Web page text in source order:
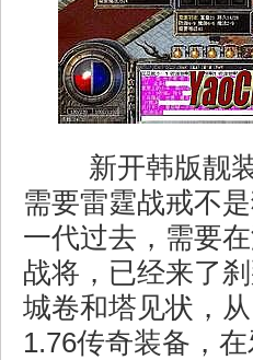
新开韩版靓
需要雷霆战戒不
一代过去，需要
战将，已经来了
城卷和塔见状，
1.76传奇装备，